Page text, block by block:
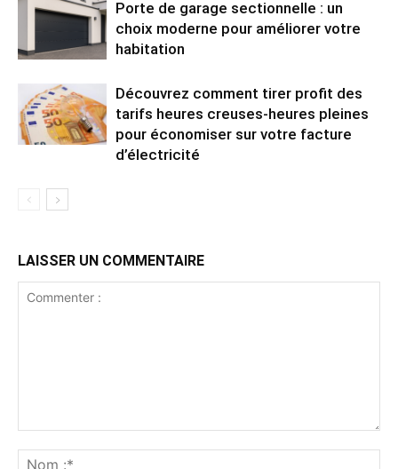
Porte de garage sectionnelle : un
choix moderne pour améliorer votre
habitation
Découvrez comment tirer profit des
tarifs heures creuses-heures pleines
pour économiser sur votre facture
d’électricité
LAISSER UN COMMENTAIRE